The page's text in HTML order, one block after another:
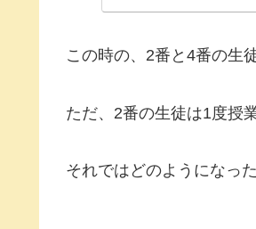
この時の、2番と4番の生
ただ、2番の生徒は1度授
それではどのようになっ